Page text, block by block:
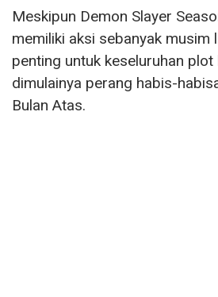
Meskipun Demon Slayer
memiliki aksi sebanyak musim
penting untuk keseluruhan plot
dimulainya perang habis-
Bulan Atas.